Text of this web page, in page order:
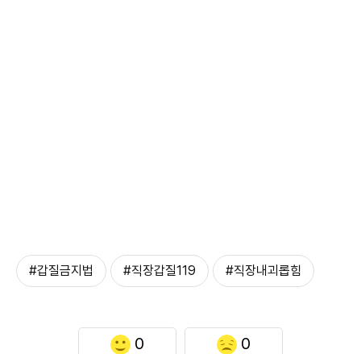
#갑질금지법 #직장갑질119 #직장내괴롭힘
0 0